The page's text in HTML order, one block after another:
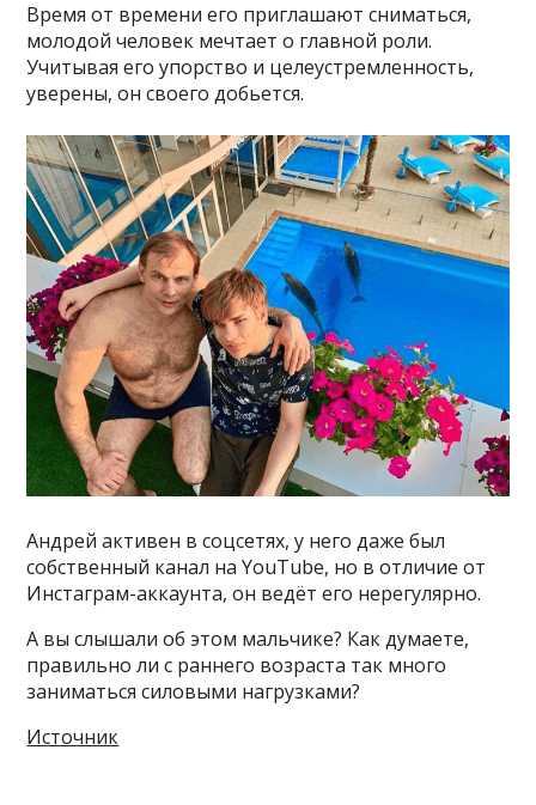
Время от времени его приглашают сниматься,
молодой человек мечтает о главной роли.
Учитывая его упорство и целеустремленность,
уверены, он своего добьется.
Андрей активен в соцсетях, у него даже был
собственный канал на YouTube, но в отличие от
Инстаграм-аккаунта, он ведёт его нерегулярно.
А вы слышали об этом мальчике? Как думаете,
правильно ли с раннего возраста так много
заниматься силовыми нагрузками?
Источник